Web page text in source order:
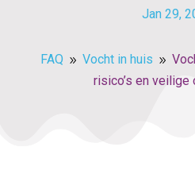
Jan 29,
FAQ 9 Vocht in huis 9
risico’s en